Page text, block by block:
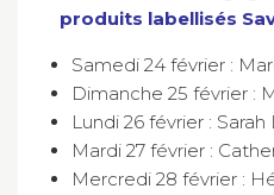
produits labellisés
Samedi 24 février :
Dimanche 25 février :
Lundi 26 février : Sarah
Mardi 27 février :
Mercredi 28 février :